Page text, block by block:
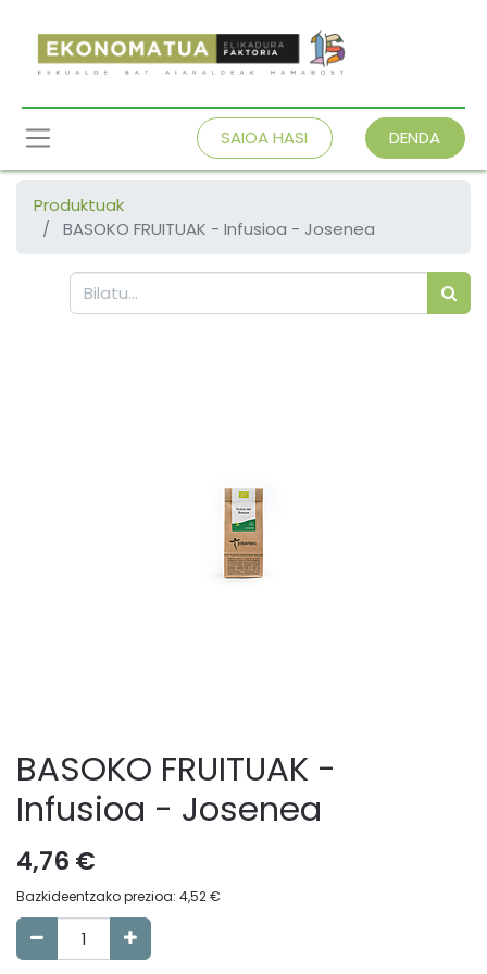
SAIOA HASI DENDA
Produktuak
BASOKO FRUITUAK - Infusioa - Josenea
BASOKO FRUITUAK -
Infusioa - Josenea
4,76 €
Bazkideentzako prezioa: 4,52€